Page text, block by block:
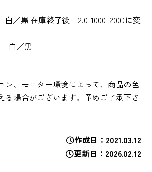
／黒 在庫終了後 2.0-1000-2000に変
白／黒
ン、モニター環境によって、商品の色
る場合がございます。予めご了承下さ
作成日
2021.03.12
更新日
2026.02.12